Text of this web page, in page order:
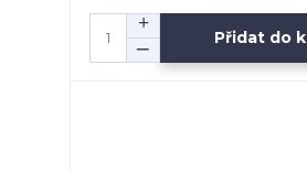
Přidat do